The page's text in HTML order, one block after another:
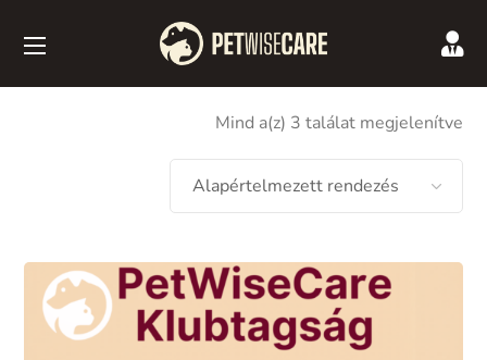
Mind a(z) 3 találat megjelenítve